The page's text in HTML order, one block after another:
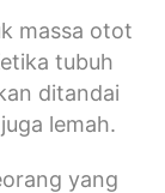
massa otot
tubuh
ditandai
lemah.
yang